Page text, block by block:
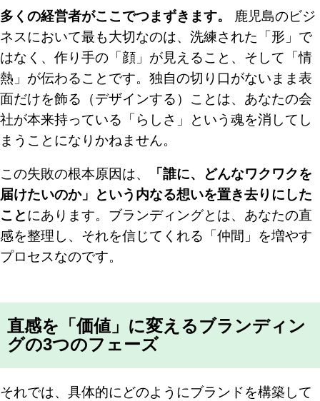
多くの経営者がここでつまずきます。
鹿児島のビジ
ネスにおいて最も大切なのは、洗練された「形」で
はなく、作り手の「顔」が見えること、そして「情
熱」が伝わることです。独自の切り口がないまま表
面だけを飾る（デザインする）ことは、あなたの会
社が本来持っている「らしさ」という魂を消してし
まうことになりかねません。
この失敗の根本原因は、
「誰に、どんなワクワクを
届けたいのか」という内なる想いを置き去りにした
ことにあります。ブランディングとは、あなたの直
感を整理し、それを信じてくれる「仲間」を増やす
プロセスなのです。
直感を「価値」に変えるブランディン
グの3つのフェーズ
それでは、具体的にどのようにブランドを構築して